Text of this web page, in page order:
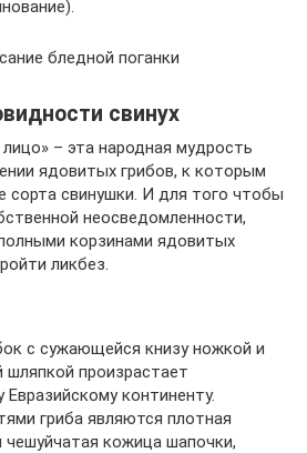
бледной поганки
свинух
– эта народная мудрость
ядовитых грибов, к которым
сорта свинушки. И для того чтобы
неосведомленности,
корзинами ядовитых
ликбез.
с сужающейся книзу ножкой и
шляпкой произрастает
Евразийскому континенту.
гриба являются плотная
чешуйчатая кожица шапочки,